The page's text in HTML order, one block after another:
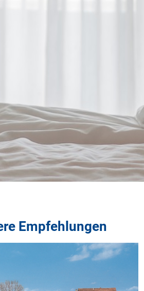
Empfehlungen